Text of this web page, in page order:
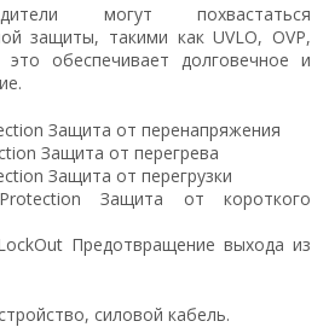
могут похвастаться
защиты, такими как UVLO, OVP,
обеспечивает долговечное и
Защита от перенапряжения
Защита от перегрева
Защита от перегрузки
Защита от короткого
Предотвращение выхода из
силовой кабель.